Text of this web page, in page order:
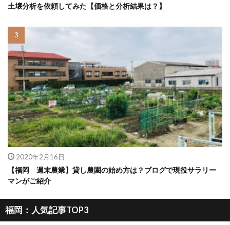
土壌分析を依頼してみた【価格と分析結果は？】
2020年2月16日
【福岡 週末農業】貸し農園の始め方は？ブログで現役サラリー
マンがご紹介
福岡：人気記事TOP3